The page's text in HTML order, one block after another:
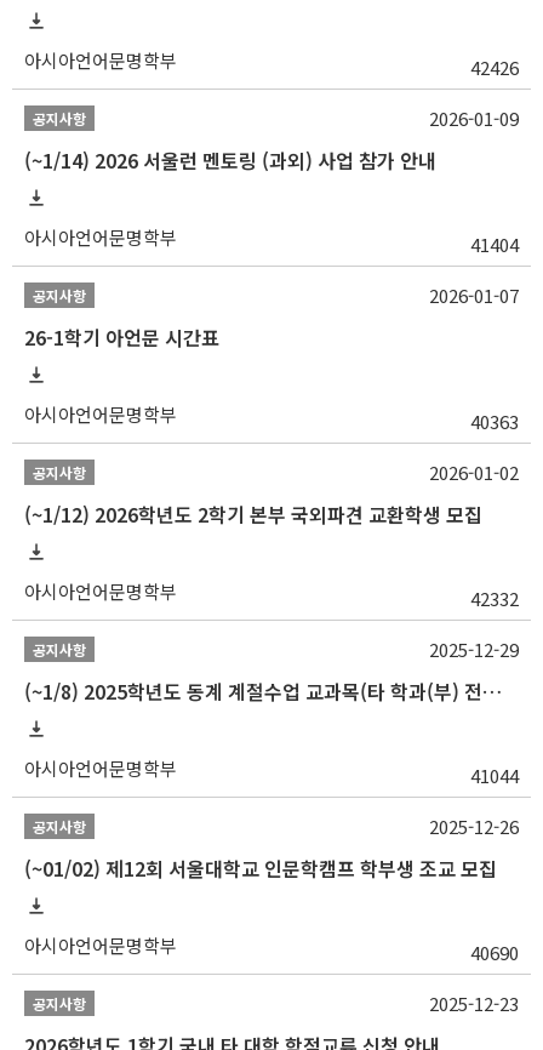
아시아언어문명학부 42426
공지사항
(~1/14) 2026 서울런 멘토링 (과외) 사업 참가 안내
아시아언어문명학부 41404
2026-01-09
공지사항
26-1학기 아언문 시간표
아시아언어문명학부 40363
2026-01-07
공지사항
(~1/12) 2026학년도 2학기 본부 국외파견 교환학생 모집
아시아언어문명학부 42332
2026-01-02
공지사항
(~1/8) 2025학년도 동계 계절수업 교과목(타 학과(부) 전공 및 교양) 성적평가방법 선택제 신청 안내
아시아언어문명학부 41044
2025-12-29
공지사항
(~01/02) 제12회 서울대학교 인문학캠프 학부생 조교 모집
아시아언어문명학부 40690
2025-12-26
공지사항 2025-12-23